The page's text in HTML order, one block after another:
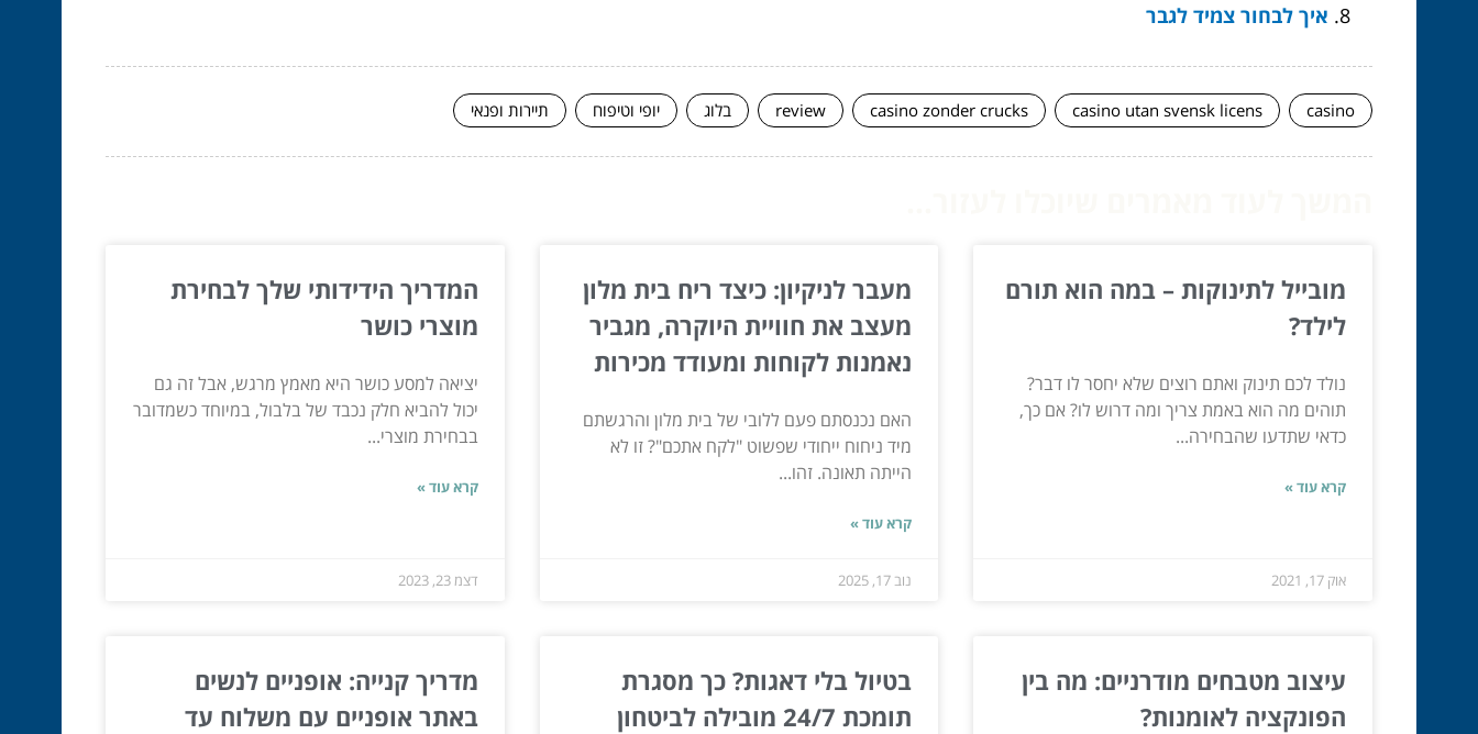
איך לבחור צמיד לגבר
casino
casino utan svensk licens
casino zonder crucks
review בלוג יופי וטיפוח תיירות ופנאי
מובייל לתינוקות – במה הוא תורם
לילד?
נולד לכם תינוק ואתם רוצים שלא יחסר לו דבר?
תוהים מה הוא באמת צריך ומה דרוש לו? אם כך,
כדאי שתדעו שהבחירה...
קרא עוד »
אוק 17, 2021
מעבר לניקיון: כיצד ריח בית מלון
מעצב את חוויית היוקרה, מגביר
נאמנות לקוחות ומעודד מכירות
האם נכנסתם פעם ללובי של בית מלון והרגשתם
מיד ניחוח ייחודי שפשוט "לקח אתכם"? זו לא
הייתה תאונה. זהו...
קרא עוד »
נוב 17, 2025
המדריך הידידותי שלך לבחירת
מוצרי כושר
יציאה למסע כושר היא מאמץ מרגש, אבל זה גם
יכול להביא חלק נכבד של בלבול, במיוחד כשמדובר
בבחירת מוצרי...
קרא עוד »
דצמ 23, 2023
עיצוב מטבחים מודרניים: מה בין
הפונקציה לאומנות?
בטיול בלי דאגות? כך מסגרת
תומכת 24/7 מובילה לביטחון
מדריך קנייה: אופניים לנשים
באתר אופניים עם משלוח עד